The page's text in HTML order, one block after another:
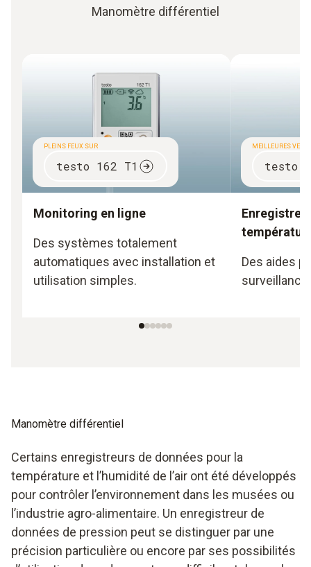
Manomètre différentiel
PLEINS FEUX SUR
testo 162 T1
Monitoring en ligne
Des systèmes totalement
automatiques avec installation et
utilisation simples.
MEILLEURES
testo
Des aides
Manomètre différentiel
Certains enregistreurs de données pour la
température et l’humidité de l’air ont été développés
pour contrôler l’environnement dans les musées ou
l’industrie agro-alimentaire. Un enregistreur de
données de pression peut se distinguer par une
précision particulière ou encore par ses possibilités